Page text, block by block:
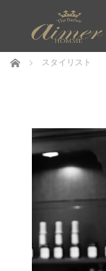
ホーム スタイリスト